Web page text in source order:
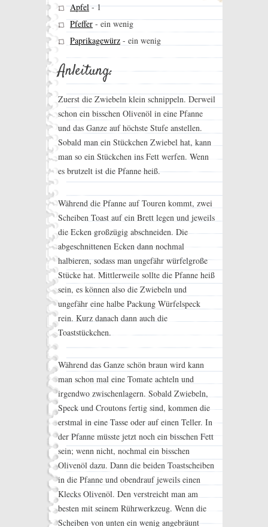
Apfel- 1
Pfeffer-ein wenig
Paprikagewürz- ein wenig
Anleitung:
Zuerst die Zwiebeln klein schnippeln. Derweil
schon ein bisschen Olivenöl in eine Pfanne
und das Ganze auf höchste Stufe anstellen.
Sobald man ein Stückchen Zwiebel hat, kann
man so ein Stückchen ins Fett werfen. Wenn
es brutzelt ist die Pfanne heiß.
Während die Pfanne auf Touren kommt, zwei
Scheiben Toast auf ein Brett legen und jeweils
die Ecken großzügig abschneiden. Die
abgeschnittenen Ecken dann nochmal
halbieren, sodass man ungefähr würfelgroße
Stücke hat. Mittlerweile sollte die Pfanne heiß
sein, es können also die Zwiebeln und
ungefähr eine halbe Packung Würfelspeck
rein. Kurz danach dann auch die
Toaststückchen.
Während das Ganze schön braun wird kann
man schon mal eine Tomate achteln und
irgendwo zwischenlagern. Sobald Zwiebeln,
Speck und Croutons fertig sind, kommen die
erstmal in eine Tasse oder auf einen Teller. In
der Pfanne müsste jetzt noch ein bisschen Fett
sein; wenn nicht, nochmal ein bisschen
Olivenöl dazu. Dann die beiden Toastscheiben
in die Pfanne und obendrauf jeweils einen
Klecks Olivenöl. Den verstreicht man am
besten mit seinem Rührwerkzeug. Wenn die
Scheiben von unten ein wenig angebräunt